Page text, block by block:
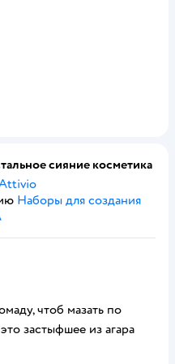
сияние косметика
Наборы для создания
чтоб мазать по
застыфшее из агара